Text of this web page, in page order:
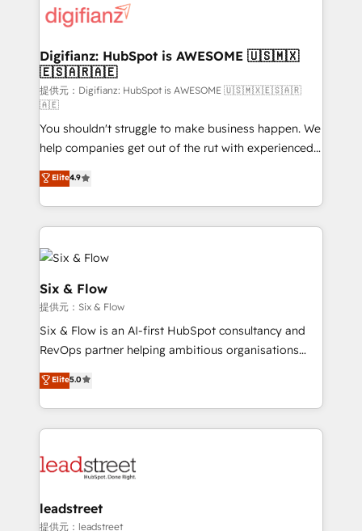
more people - Get the most out of your HubSpot
investment
supercharge revenue operations Key services: • CRM
Transformation / Web Development • RevOps &
Sales Consulting • Marketing Automation What
makes us different? 🚀 Top 0.5% of global HubSpot
agencies ⚙️ The strongest technical ability and
integration capabilities 💼 Consultative, long-term
partners who will embed ourselves into your
business, processes and systems 🏢 We specialise in
working with mid-market and enterprise
organisations, global organisations and those with
complex use cases 🏆 CRM Implementation,
Platform Enablement, Custom Integration and
Onboarding Accredited 🔐 ISO27001 & ISO9001
Certified
Digifianz: HubSpot is AWESOME 🇺🇸🇲🇽
🇪🇸🇦🇷🇦🇪
提供元：Digifianz: HubSpot is AWESOME 🇺🇸🇲🇽🇪🇸🇦🇷
🇦🇪
You shouldn't struggle to make business happen. We
help companies get out of the rut with experienced,
process-oriented teams implementing HubSpot
Marketing, Sales, Service, CMS and Operations Hub,
so selling and actually engaging with your customers
feels easy and pain-free. We are a top ranked
HubSpot Elite Partner, winner of Rookie of the Year
and Customer First Awards, 4.9/5 rating in HubSpot
Reviews and 4.9/5 rating in Clutch Reviews. Digifianz
helps the following industries: logistics & 3PL, home
improvement & construction, branding and
commercialization, real estate, health, education,
SaaS, Software Dev & IT and consulting, make the
most out of their HubSpot experience operating in
Elite4.9
Six & Flow
提供元：Six & Flow
Six & Flow is an AI-first HubSpot consultancy and
RevOps partner helping ambitious organisations
grow with clarity, confidence, and intelligence.
Operating across the UK, Netherlands, Ireland, and
Canada, we’ve delivered thousands of successful
HubSpot projects for mid-market and enterprise
combine HubSpot, data, and AI to design connected
and technology for predictable, scalable revenue
growth. Our expertise spans RevOps, CRM and data
Elite5.0
leadstreet
提供元：leadstreet